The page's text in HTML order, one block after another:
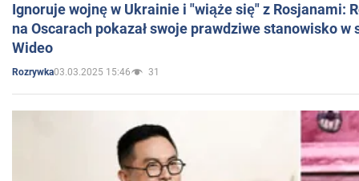
Ignoruje wojnę w Ukrainie i "wiąże się" z Rosjanami:
na Oscarach pokazał swoje prawdziwe stanowisko w
Wideo
Rozrywka03.03.2025 15:46 31